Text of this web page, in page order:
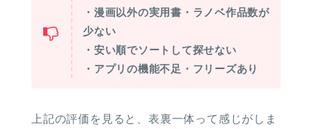
・漫画以外の実用書・ラノベ作品数が
少ない
・安い順でソートして探せない
・アプリの機能不足・フリーズあり
上記の評価を見ると、表裏一体って感じがしま